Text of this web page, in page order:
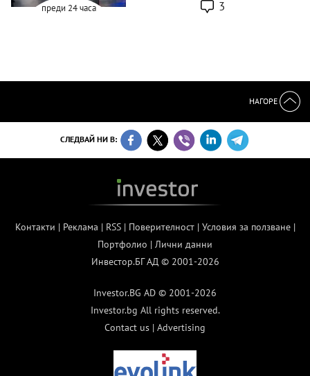
преди 24 часа 3
НАГОРЕ
СЛЕДВАЙ НИ В:
Контакти | Реклама | RSS| Поверителност| Условия за ползване|
Портфолио | Лични данни
Инвестор.БГ АД © 2001-2026
Investor.BG AD © 2001-2026
Investor.bg All rights reserved.
Contact us | Advertising